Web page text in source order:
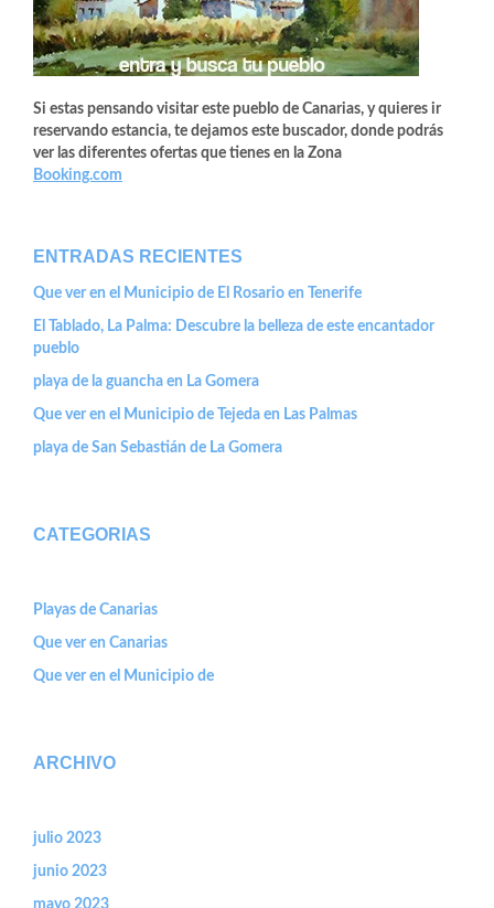
Si estas pensando visitar este pueblo de Canarias, y quieres ir
reservando estancia, te dejamos este buscador, donde podrás
ver las diferentes ofertas que tienes en la Zona
Booking.com
ENTRADAS RECIENTES
Que ver en el Municipio de El Rosario en Tenerife
El Tablado, La Palma: Descubre la belleza de este encantador
pueblo
playa de la guancha en La Gomera
Que ver en el Municipio de Tejeda en Las Palmas
playa de San Sebastián de La Gomera
CATEGORIAS
Playas de Canarias
Que ver en Canarias
Que ver en el Municipio de
ARCHIVO
julio 2023
junio 2023